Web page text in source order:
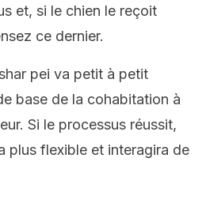
et, si le chien le reçoit
ce dernier.
pei va petit à petit
base de la cohabitation à
Si le processus réussit,
plus flexible et interagira de